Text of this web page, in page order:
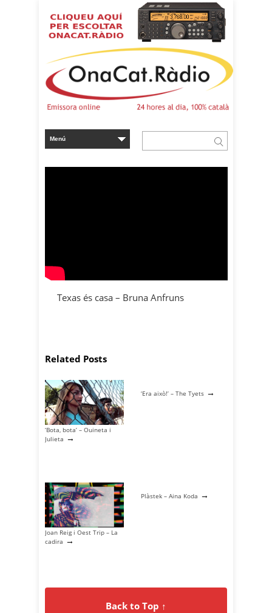
Texas és casa – Bruna Anfruns
Related Posts
‘Bota, bota’ – Ouineta i
Julieta →
‘Era això!’ – The Tyets →
Joan Reig i Oest Trip – La
cadira →
Plàstek – Aina Koda →
Back to Top ↑